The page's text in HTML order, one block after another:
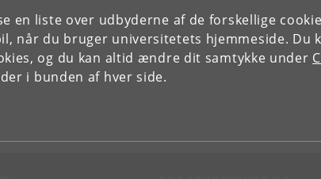
en liste over udbyderne af de forskellige
når du bruger universitetets hjemmeside. Du
og du kan altid ændre dit samtykke under
i bunden af hver side.